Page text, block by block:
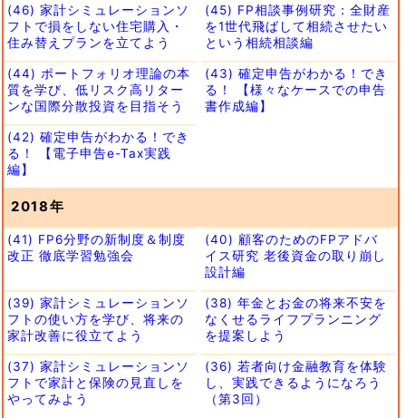
(46) 家計シミュレーションソ
フトで損をしない住宅購入・
住み替えプランを立てよう
(45) FP相談事例研究：全財産
を1世代飛ばして相続させたい
という相続相談編
(44) ポートフォリオ理論の本
質を学び、低リスク高リター
ンな国際分散投資を目指そう
(43) 確定申告がわかる！でき
る！ 【様々なケースでの申告
書作成編】
(42) 確定申告がわかる！でき
る！ 【電子申告e-Tax実践
編】
2018年
(41) FP6分野の新制度＆制度
改正 徹底学習勉強会
(40) 顧客のためのFPアドバ
イス研究 老後資金の取り崩し
設計編
(39) 家計シミュレーションソ
フトの使い方を学び、将来の
家計改善に役立てよう
(38) 年金とお金の将来不安を
なくせるライフプランニング
を提案しよう
(37) 家計シミュレーションソ
フトで家計と保険の見直しを
やってみよう
(36) 若者向け金融教育を体験
し、実践できるようになろう
（第3回）